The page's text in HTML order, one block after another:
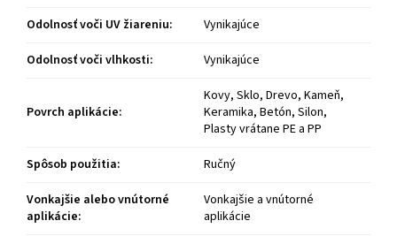
Odolnosť voči UV žiareniu:
Vynikajúce
Odolnosť voči vlhkosti: Vynikajúce
Povrch aplikácie:
Kovy, Sklo, Drevo, Kameň,
Keramika, Betón, Silon,
Plasty vrátane PE a PP
Spôsob použitia:
Ručný
Vonkajšie alebo vnútorné
aplikácie:
Vonkajšie a vnútorné
aplikácie